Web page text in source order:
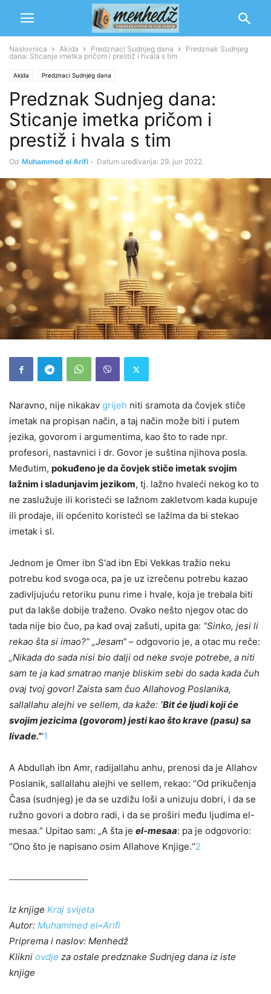
Naslovnica Akida Predznaci Sudnjeg dana
Predznak Sudnjeg
dana: Sticanje imetka pričom i prestiž i hvala s tim
Akida Predznaci Sudnjeg dana
Predznak Sudnjeg dana:
Sticanje imetka pričom i
prestiž i hvala s tim
Od Muhammed el Arifi - Datum uređivanja: 29. jun 2022.
Naravno, nije nikakav grijeh niti sramota da čovjek stiče
imetak na propisan način, a taj način može biti i putem
jezika, govorom i argumentima, kao što to rade npr.
profesori, nastavnici i dr. Govor je suština njihova posla.
Međutim, pokuđeno je da čovjek stiče imetak svojim
lažnim i sladunjavim jezikom, tj. lažno hvaleći nekog ko to
ne zaslužuje ili koristeći se lažnom zakletvom kada kupuje
ili prodaje, ili općenito koristeći se lažima da bi stekao
imetak i sl.
Jednom je Omer ibn S'ad ibn Ebi Vekkas tražio neku
potrebu kod svoga oca, pa je uz izrečenu potrebu kazao
zadivljujuću retoriku punu rime i hvale, koja je trebala biti
put da lakše dobije traženo. Ovako nešto njegov otac do
tada nije bio čuo, pa kad ovaj zašuti, upita ga: “Sinko, jesi li
rekao šta si imao?” „Jesam“– odgovorio je, a otac mu reče:
„Nikada do sada nisi bio dalji od neke svoje potrebe, a niti
sam te ja kad smatrao manje bliskim sebi do sada kada čuh
ovaj tvoj govor! Zaista sam čuo Allahovog Poslanika,
sallallahu alejhi ve sellem, da kaže: ‘Bit će ljudi koji će
svojim jezicima (govorom) jesti kao što krave (pasu) sa
livade.’“1
A Abdullah ibn Amr, radijallahu anhu, prenosi da je Allahov
Poslanik, sallallahu alejhi ve sellem, rekao: “Od prikučenja
Časa (sudnjeg) je da se uzdižu loši a unizuju dobri, i da se
ružno govori a dobro radi, i da se proširi među ljudima el-
mesaa.“ Upitao sam: „A šta je el-mesaa: pa je odgovorio:
“Ono što je napisano osim Allahove Knjige.“2
Iz knjige Kraj svijeta
Autor: Muhammed el–Arifi
Priprema i naslov: Menhedž
Klikni ovdje za ostale predznake Sudnjeg dana iz iste
knjige